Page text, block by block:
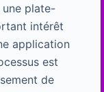
plate-
intérêt
application
est
de